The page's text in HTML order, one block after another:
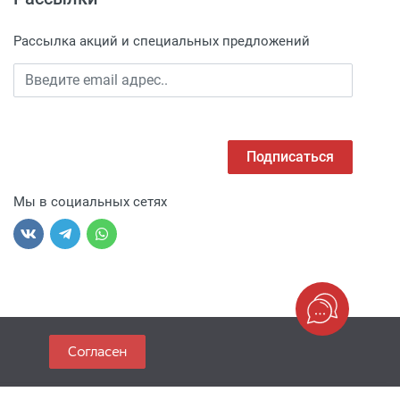
Рассылка акций и специальных предложений
Подписаться
Мы в социальных сетях
Согласен